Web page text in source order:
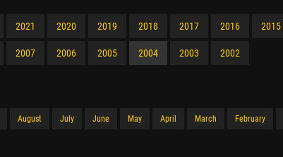
2021 2020 2019 2018 2017 2016 2015
2007 2006 2005 2004 2003 2002
August July June May April March February